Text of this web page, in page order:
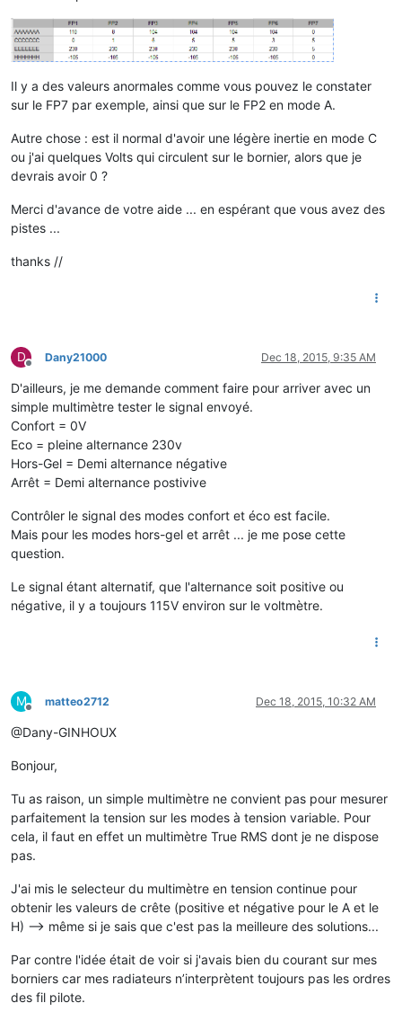
Il y a des valeurs anormales comme vous pouvez le constater
sur le FP7 par exemple, ainsi que sur le FP2 en mode A.
Autre chose : est il normal d'avoir une légère inertie en mode C
ou j'ai quelques Volts qui circulent sur le bornier, alors que je
devrais avoir 0 ?
Merci d'avance de votre aide ... en espérant que vous avez des
pistes ...
thanks //
D
Offline
Dany21000 Dec 18, 2015, 9:35 AM
D'ailleurs, je me demande comment faire pour arriver avec un
simple multimètre tester le signal envoyé.
Confort = 0V
Eco = pleine alternance 230v
Hors-Gel = Demi alternance négative
Arrêt = Demi alternance postivive
Contrôler le signal des modes confort et éco est facile.
Mais pour les modes hors-gel et arrêt ... je me pose cette
question.
Le signal étant alternatif, que l'alternance soit positive ou
négative, il y a toujours 115V environ sur le voltmètre.
M
Offline
matteo2712 Dec 18, 2015, 10:32 AM
@Dany-GINHOUX
Bonjour,
Tu as raison, un simple multimètre ne convient pas pour mesurer
parfaitement la tension sur les modes à tension variable. Pour
cela, il faut en effet un multimètre True RMS dont je ne dispose
pas.
J'ai mis le selecteur du multimètre en tension continue pour
obtenir les valeurs de crête (positive et négative pour le A et le
H) --> même si je sais que c'est pas la meilleure des solutions...
Par contre l'idée était de voir si j'avais bien du courant sur mes
borniers car mes radiateurs n’interprètent toujours pas les ordres
des fil pilote.